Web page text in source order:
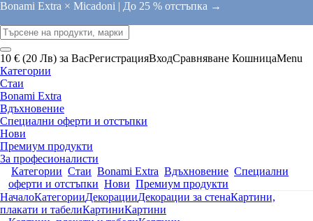
Bonami Extra × Micadoni | До 25 % отстъпка →
10 € (20 Лв) за ВасРегистрацияВходСравняване КошницаMenu
Категории
Стаи
Bonami Extra
Вдъхновение
Специални оферти и отстъпки
Нови
Премиум продукти
За професионалисти
Категории Стаи Bonami Extra Вдъхновение Специални
оферти и отстъпки Нови Премиум продукти
НачалоКатегорииДекорацииДекорации за стенаКартини,
плакати и табелиКартиниКартини